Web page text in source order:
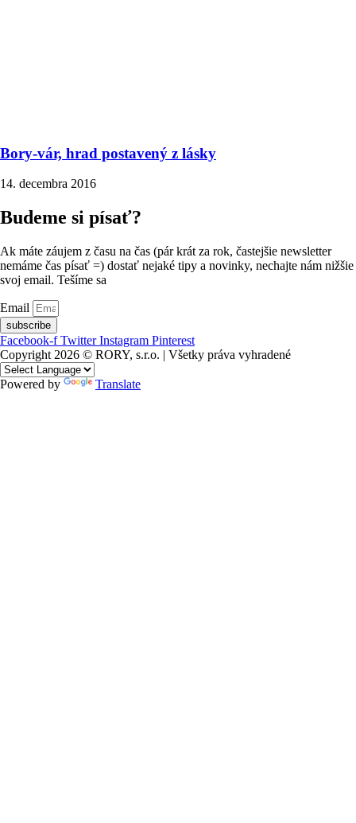
Bory-vár, hrad postavený z lásky
14. decembra 2016
Budeme si písať?
Ak máte záujem z času na čas (pár krát za rok, častejšie newsletter
nemáme čas písať =) dostať nejaké tipy a novinky, nechajte nám nižšie
svoj email. Tešíme sa
Email
subscribe
Facebook-f Twitter Instagram Pinterest
Copyright 2026 © RORY, s.r.o. | Všetky práva vyhradené
Powered by Translate